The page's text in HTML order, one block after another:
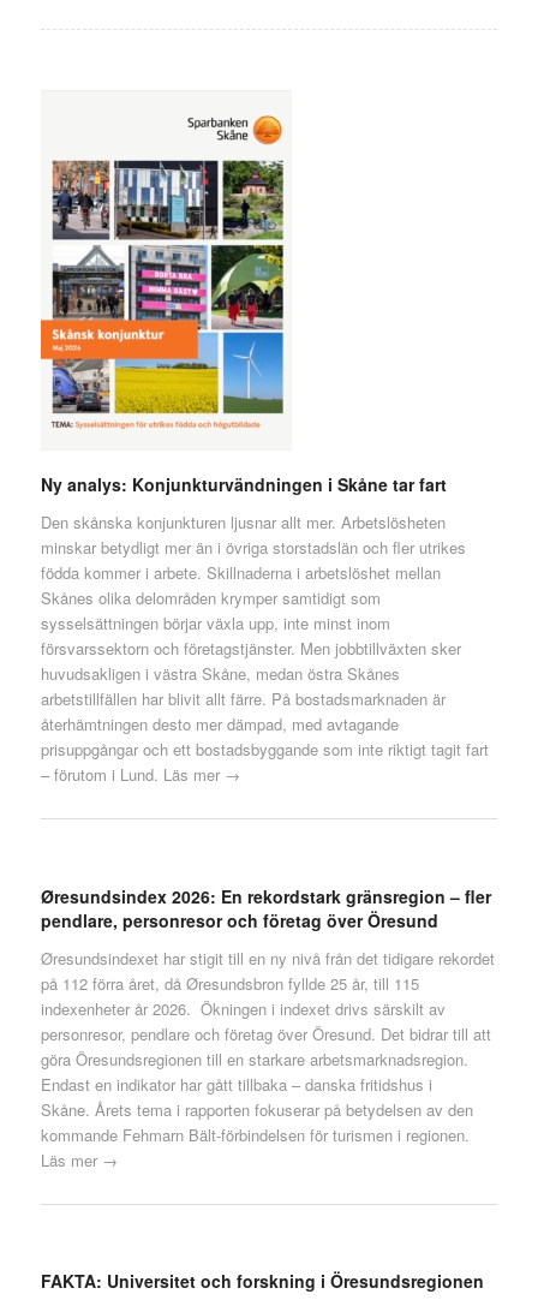
Ny analys: Konjunkturvändningen i Skåne tar fart
Den skånska konjunkturen ljusnar allt mer. Arbetslösheten
minskar betydligt mer än i övriga storstadslän och fler utrikes
födda kommer i arbete. Skillnaderna i arbetslöshet mellan
Skånes olika delområden krymper samtidigt som
sysselsättningen börjar växla upp, inte minst inom
försvarssektorn och företagstjänster. Men jobbtillväxten sker
huvudsakligen i västra Skåne, medan östra Skånes
arbetstillfällen har blivit allt färre. På bostadsmarknaden är
återhämtningen desto mer dämpad, med avtagande
prisuppgångar och ett bostadsbyggande som inte riktigt tagit fart
– förutom i Lund. Läs mer →
Øresundsindex 2026: En rekordstark gränsregion – fler
pendlare, personresor och företag över Öresund
Øresundsindexet har stigit till en ny nivå från det tidigare rekordet
på 112 förra året, då Øresundsbron fyllde 25 år, till 115
indexenheter år 2026. Ökningen i indexet drivs särskilt av
personresor, pendlare och företag över Öresund. Det bidrar till att
göra Öresundsregionen till en starkare arbetsmarknadsregion.
Endast en indikator har gått tillbaka – danska fritidshus i
Skåne. Årets tema i rapporten fokuserar på betydelsen av den
kommande Fehmarn Bält-förbindelsen för turismen i regionen.
Läs mer →
FAKTA: Universitet och forskning i Öresundsregionen